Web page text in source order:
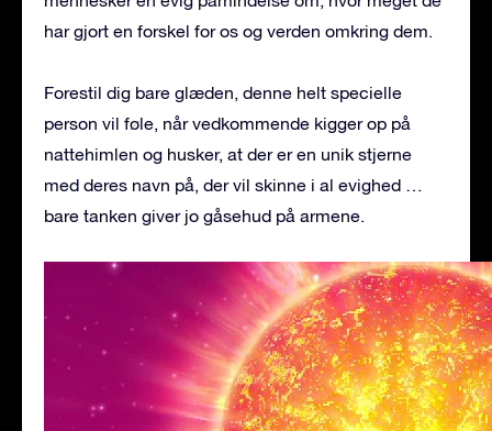
har gjort en forskel for os og verden omkring dem.
Forestil dig bare glæden, denne helt specielle
person vil føle, når vedkommende kigger op på
nattehimlen og husker, at der er en unik stjerne
med deres navn på, der vil skinne i al evighed …
bare tanken giver jo gåsehud på armene.